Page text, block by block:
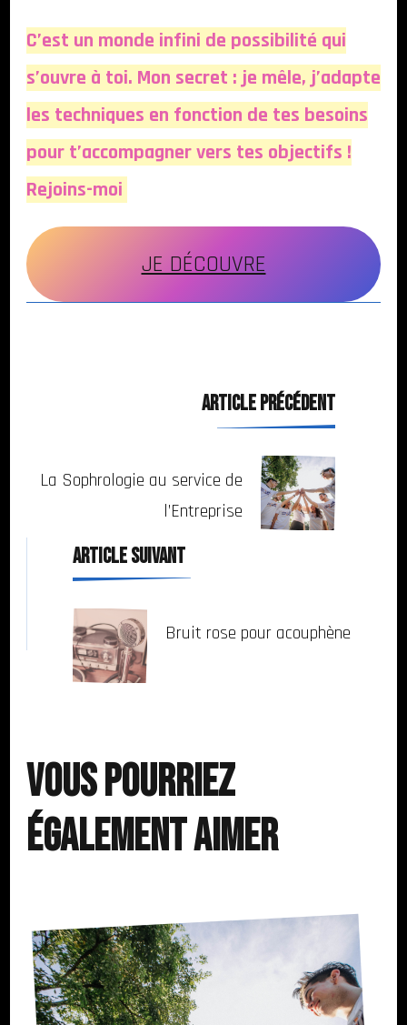
C’est un monde infini de possibilité qui
s’ouvre à toi. Mon secret : je mêle, j’adapte
les techniques en fonction de tes besoins
pour t’accompagner vers tes objectifs !
Rejoins-moi
JE DÉCOUVRE
Navigation
d'article
ARTICLE PRÉCÉDENT
La Sophrologie au service de
l’Entreprise
ARTICLE SUIVANT
Bruit rose pour acouphène
Vous pourriez
également aimer